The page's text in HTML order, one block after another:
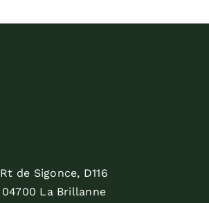
Rt de Sigonce, D116
04700 La Brillanne